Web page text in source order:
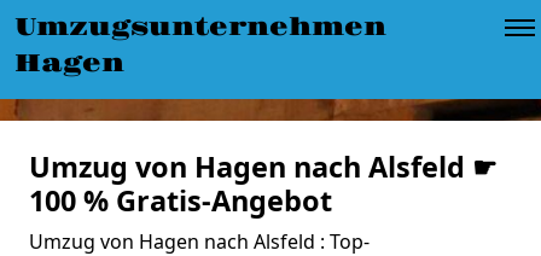
Umzugsunternehmen
Hagen
Umzug von Hagen nach Alsfeld ☛
100 % Gratis-Angebot
Umzug von Hagen nach Alsfeld : Top-